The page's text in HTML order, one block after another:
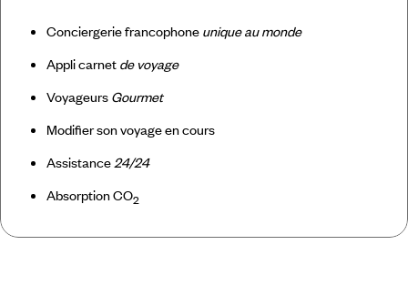
Conciergerie francophone unique au monde
Appli carnet de voyage
Voyageurs Gourmet
Modifier son voyage en cours
Assistance24/24
Absorption CO2